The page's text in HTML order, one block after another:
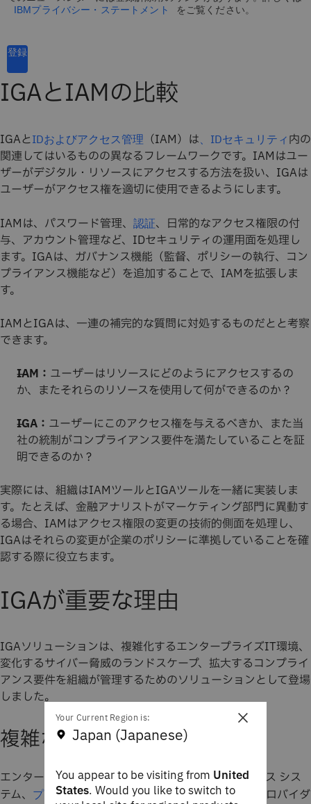
IBMプライバシー・ステートメント
をご覧ください。
登録
IGAとIAMの比較
IGAとIDおよびアクセス管理 （IAM）は、IDセキュリティ 内の
関連してはいるものの異なるフレームワークです。IAMはユー
ザーがデジタル・リソースにアクセスする方法を扱い、IGAは
ユーザーがアクセス権を適切に使用できるようにします。
IAMは、パスワード管理、 認証、日常的なアクセス権限の付
与、アカウント管理など、IDセキュリティの運用面を処理し
ます。IGAは、ガバナンス機能（監督、ポリシーの執行、コン
プライアンス機能など）を追加することで、IAMを拡張しま
す。
IAMとIGAは、一連の補完的な質問に対処するものだとと考察
できます。
IAM： ユーザーはリソースにどのようにアクセスするの
か、またそれらのリソースを使用して何ができるのか？
IGA： ユーザーにこのアクセス権を与えるべきか、また当
社の統制がコンプライアンス要件を満たしていることを証
明できるのか？
実際には、組織はIAMツールとIGAツールを一緒に実装しま
す。たとえば、金融アナリストがマーケティング部門に異動す
る場合、IAMはアクセス権限の変更の技術的側面を処理し、
IGAはそれらの変更が企業のポリシーに準拠していることを確
認する際に役立ちます。
IGAが重要な理由
IGAソリューションは、複雑化するエンタープライズIT環境、
変化するサイバー脅威のランドスケープ、拡大するコンプライ
アンス要件を組織が管理するためのソリューションとして登場
しました。
複雑なハイブリッドIT環境
エンタープライズ・ネットワークは現在、オンプレミス シス
テム、 プライベートおよびパブリック・クラウド
・プロバイダ
×
Your Current Region is:
Japan (Japanese)
You appear to be visiting from United
States. Would you like to switch to